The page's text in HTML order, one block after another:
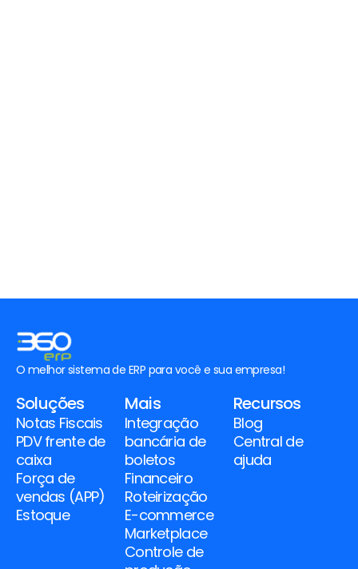
O melhor sistema de ERP para você e sua empresa!
Soluções
Notas Fiscais
PDV frente de
caixa
Força de
vendas (APP)
Estoque
Mais
Integração
bancária de
boletos
Financeiro
Roteirização
E-commerce
Marketplace
Controle de
Recursos
Blog
Central de
ajuda